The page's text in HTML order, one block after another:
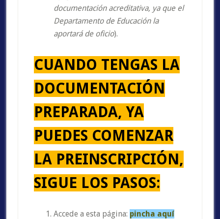
documentación acreditativa, ya que el
Departamento de Educación la
aportará de oficio).
CUANDO TENGAS LA
DOCUMENTACIÓN
PREPARADA, YA
PUEDES COMENZAR
LA PREINSCRIPCIÓN,
SIGUE LOS PASOS:
Accede a esta página: pincha aquí